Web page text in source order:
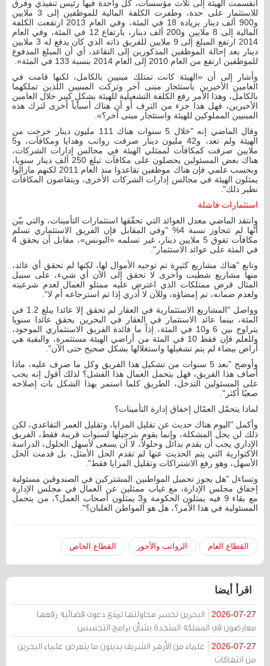
انقسمت الهيئة إلى ثلاث مؤسسات، كل واحدة فيها رئيس تنفيذي وفرق
للاستثمار على حدة، وطفرت الكلفة المالية للموظفين إلى 3 ملايين
و900 ألف دينار بزيادة 18 في المئة، وفي العام 2013 ارتفعت الكلفة
المالية إلى 8 ملايين و200 ألف دينار، بارتفاع 12 في المئة، وفي العام
2014 ارتفع المبلغ إلى 9 ملايين للفريق ذاته الذي كان يدفع له 3 ملايين
دينار بعد إحالة الموظفين المذكورين إلى التقاعد، أي أن المبلغ المدفوع
للموظفين ارتفع من العام 2010 إلى العام 2014 بنسبة 133 في المئة».
وأشار إلى أن «الهيئة كانت تمتلك مبنيين بالكامل، لكنها قامت في
العامين الأخيرين باستئجار مبنى آخر وتركت المبنيين اللذين تملكهما
بالكامل، وهذا الأمر رفع الكلفة التشغيلية للهيئة بشكلٍ كبير خلال العامين
الأخيرين، فهل هذا جزء من الترف أو أن هناك أسباباً أخرى لترك هذه
المبنيين المملوكين للهيئة واستئجار مبنى آخر؟».
وقال الماضي إنه "خلال 5 سنوات هناك 111 مليون دينار خرجت من
الهيئة ولم تعد، و42 مليون دينار صرفت رواتب وهدايا ومكافآت، و5
ملايين صرفت كمكافآت لممثلي الهيئة في مجالس إدارات الشركات،
هناك بعض المسئولين يحصلون على مكافآت تبلغ 250 ألف دينار سنويا،
وبحسب علمي فإن هناك موظفين تقاعدوا منذ العام 2011 لكنهم مازالوا
يمثلون الهيئة في مجالس إدارات الشركات الأخرى، ويتقاضون المكافآت
نظير ذلك".
استثمارات فاشلة
وانتقد الماضي معدل العوائد التي تحقّقها استثمارات التأمينات، والتي بيّن
أنّها لم تتجاوز نسبة 4% "وفي المقابل فإن الفريق الاستثماري تسلم
مكافآت تفوق 5 ملايين دينار، غير تسلمه «البونس»، مقابل أن يحقق 4
في المئة على عوائد الاستثمار".
وتابع "هناك مشاريع كثيرة تم توجيه الأموال لها، لكنها لم تحقق أي عائد،
منها مشاريع شطبت وأخرى لا تحقق إلى الآن أي شيء، على سبيل
المثال قرض ممتلكات الذي اعترض عليه ممثلو العمال لعدم شرعيته
ولعدم ضمانه، تم إمضاؤه، وللآن لا أدري إذا تم استرجاعه أم لا".
وواصل "المشاريع الاستثمارية في العقار لم تحقق إلا عائدا يبلغ 1.2 في
المئة، بينما عائد الاستثمار في العقار في البحرين يحقق عائدا سنويا
يتراوح بين 6 و10 في المئة، إذاً ما فائدة الفريق الاستثماري الموجود،
وللعلم فإن فقط 10 في المئة من أراضي الهيئة مستثمرة، والبقية هي
أراض بيضاء لم يتم تشغيلها واستغلالها بشكل صحيح حتى الآن".
وأوضح "بعد 5 سنوات من تشكيل هذا الفريق وكل ما صرف عليه، ماذا
أضاف هذا الفريق، فهل يتحمل العمال هذا الفشل؟ لذلك أقول إنه يجب
على المسئولين التدخل، الطريق كلما استمر بهذا الشكل بات إصلاحه
صعبًا أكثر".
لماذا يتحمّل العمّال إخفاق إدارة التأمينات؟
وأكمل "اليوم هناك حديث عن تقليل المزايا، وتقليل العمر التقاعدي، لكن
ذلك لن يحل المشكلة، وإنما يقوم بترحيلها لسنوات قريبة فقط، الفريق
الإداري يجب أن يقدم بدائل وحلولاً، لا أن يسعى لأسهل الحلول، الدراسة
الاكتوارية التي يتم الحديث عنها لم تقدم الحل الأمثل، بل قدمت الحل
الأسهل، وهو رفع الاشتراكات وتقليل المزايا فقط".
وتساءل "هل يجوز تحميل المواطنين المشتركين في الصندوقين مسئولية
إخفاق مجلس الإدارة، مع غياب ممثلين عن العمال في مجلس الإدارة
مع بقاء 9 فيه يمثلون الحكومة و3 يمثلون أصحاب العمل؟، من يتحمل
المسئولية في هذا الأمر؟، هل هو المواطن الغلبان؟".
القطاع العام الرواتب والأجور القطاع الخاص
اقرأ أيضا
2026-07-27
البحرين تخسر محاولتها لمنع دعوى قضائية رفعها
معارضون في المملكة المتحدة بشأن برامج التجسس
2026-07-27
علماء من الأزهر الشريف يدينون ما يتعرض علماء البحرين
من انتهاكات